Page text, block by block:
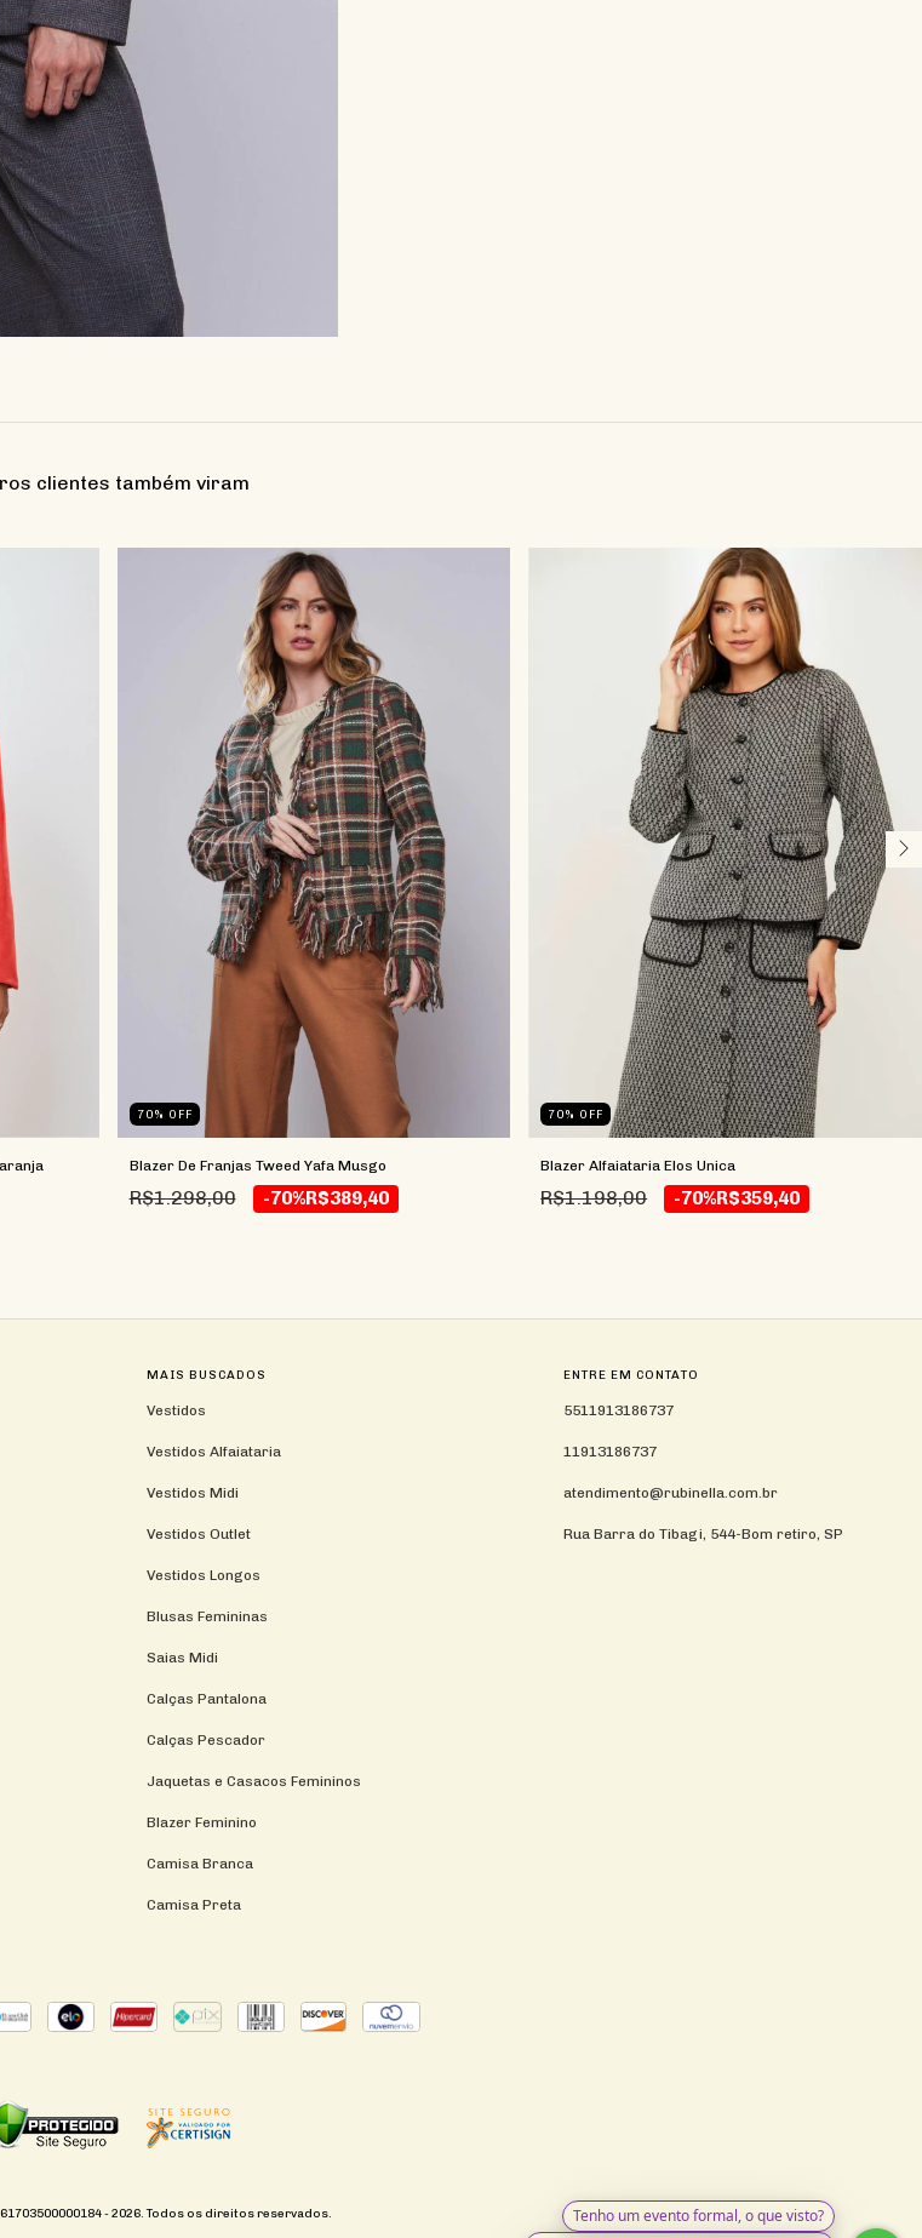
clientes também viram
70% OFF
Blazer De Franjas Tweed Yafa Musgo
R$1.298,00 -70%R$389,40
70% OFF
Blazer Alfaiataria Elos Unica
R$1.198,00 -70%R$359,40
MAIS BUSCADOS
Vestidos
Vestidos Alfaiataria
Vestidos Midi
Vestidos Outlet
Vestidos Longos
Blusas Femininas
Saias Midi
Calças Pantalona
Calças Pescador
Jaquetas e Casacos Femininos
Blazer Feminino
Camisa Branca
Camisa Preta
ENTRE EM CONTATO
5511913186737
11913186737
atendimento@rubinella.com.br
Rua Barra do Tibagi, 544-Bom retiro, SP
- 2026. Todos os direitos reservados.